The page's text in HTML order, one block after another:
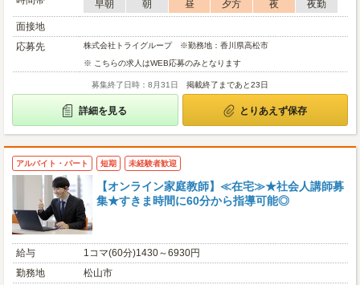
早朝 朝 昼 夕方 夜
夜勤
面接地
応募先
株式会社トライグループ ※勤務地：香川県高松市
※ こちらの求人はWEB応募のみとなります
募集終了日時：8月31日 掲載終了まであと23日
詳細を見る とりあえず保存
アルバイト・パート 短期 未経験者歓迎
【オンライン家庭教師】≪在宅≫★社会人講師募
集★すきま時間に60分から指導可能◎
給与
1コマ(60分)1430～6930円
勤務地
松山市